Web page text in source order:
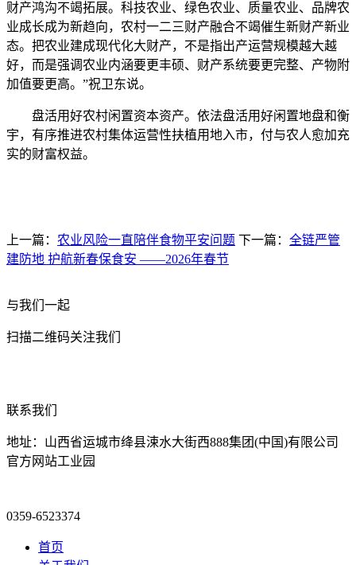
财产鸿沟不竭拓展。科技农业、绿色农业、质量农业、品牌农
业成长成为新趋向，农村一二三财产融合不竭催生新财产新业
态。把农业建成现代化大财产，不是指出产运营规模越大越
好，而是强调农业内涵要更丰硕、财产系统要更完整、产物附
加值要更高。”祝卫东说。
盘活用好农村闲置资本资产。依法盘活用好闲置地盘和衡
宇，有序推进农村集体运营性扶植用地入市，付与农人愈加充
实的财富权益。
上一篇： 农业风险一直陪伴食物平安问题 下一篇： 全链严管
建防地 护航新春保食安 ——2026年春节
与我们一起
扫描二维码关注我们
联系我们
地址：山西省运城市绛县涑水大街西888集团(中国)有限公司
官方网站工业园
0359-6523374
首页